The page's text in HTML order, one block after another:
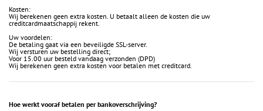
Kosten:
Wij berekenen geen extra kosten. U betaalt alleen de kosten die uw
creditcardmaatschappij rekent.
Uw voordelen:
De betaling gaat via een beveiligde SSL-server.
Wij versturen uw bestelling direct;
Voor 15.00 uur besteld vandaag verzonden (DPD)
Wij berekenen geen extra kosten voor betalen met creditcard.
Hoe werkt vooraf betalen per bankoverschrijving?